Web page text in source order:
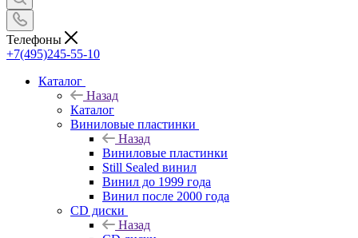
Телефоны
+7(495)245-55-10
Каталог
Назад
Каталог
Виниловые пластинки
Назад
Виниловые пластинки
Still Sealed винил
Винил до 1999 года
Винил после 2000 года
CD диски
Назад